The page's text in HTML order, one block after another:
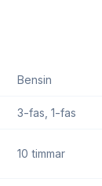
Bensin
3-fas, 1-fas
10 timmar